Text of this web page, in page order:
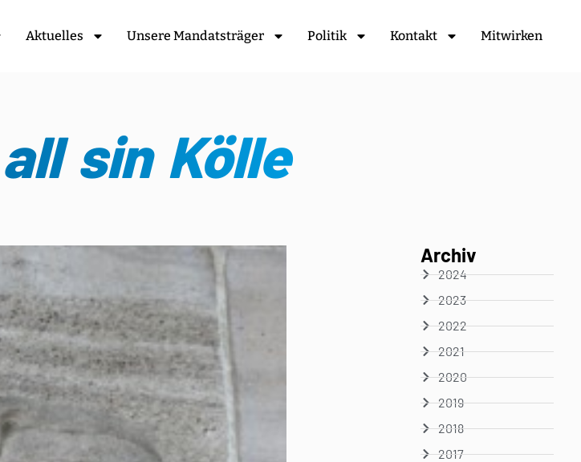
Aktuelles Unsere Mandatsträger Politik Kontakt Mitwirken
sin Kölle
Archiv
2024
2023
2022
2021
2020
2019
2018
2017